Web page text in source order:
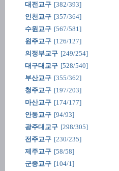
대전교구 [382/393]
인천교구 [357/364]
수원교구 [567/581]
원주교구 [126/127]
의정부교구 [249/254]
대구대교구 [528/540]
부산교구 [355/362]
청주교구 [197/203]
마산교구 [174/177]
안동교구 [94/93]
광주대교구 [298/305]
전주교구 [230/235]
제주교구 [58/58]
군종교구 [104/1]